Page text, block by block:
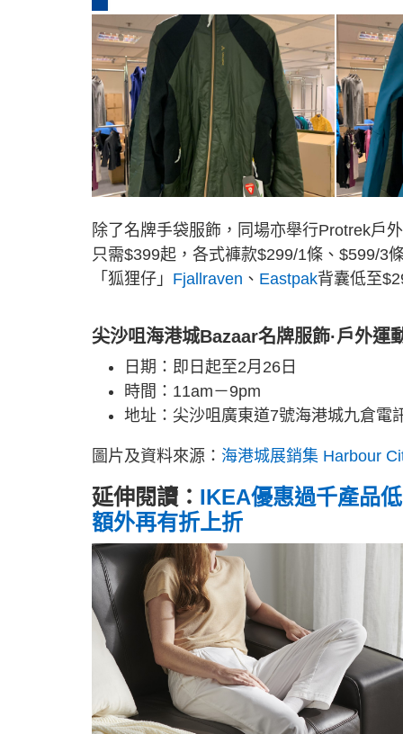
除了名牌手袋服飾，同場亦舉行Protrek戶
只需$399起，各式褲款$299/1條、$599/3
「狐狸仔」 Fjallraven 、 Eastpak背囊低至
尖沙咀海港城Bazaar名牌服飾·戶外運
日期：即日起至2月26日
時間：11am－9pm
地址：尖沙咀廣東道7號海港城九倉電
圖片及資料來源： 海港城展銷集 Harbour
延伸閱讀： IKEA優惠過千產品
額外再有折上折